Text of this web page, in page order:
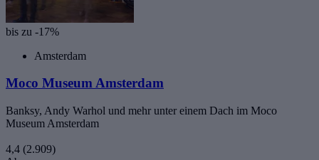
bis zu -17%
Amsterdam
Moco Museum Amsterdam
Banksy, Andy Warhol und mehr unter einem Dach im Moco
Museum Amsterdam
4,4 (2.909)